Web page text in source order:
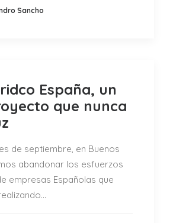
Sancho
España, un
que nunca
de septiembre, en Buenos
abandonar los esfuerzos
empresas Españolas que